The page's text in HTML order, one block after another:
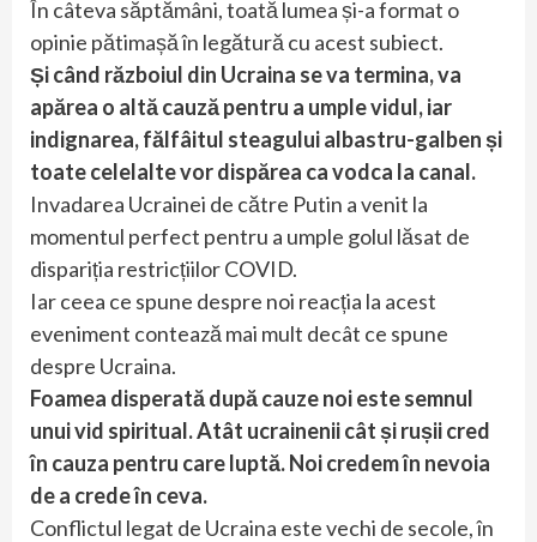
În câteva săptămâni, toată lumea și-a format o
opinie pătimașă în legătură cu acest subiect.
Și când războiul din Ucraina se va termina, va
apărea o altă cauză pentru a umple vidul, iar
indignarea, fălfâitul steagului albastru-galben și
toate celelalte vor dispărea ca vodca la canal.
Invadarea Ucrainei de către Putin a venit la
momentul perfect pentru a umple golul lăsat de
dispariția restricțiilor COVID.
Iar ceea ce spune despre noi reacția la acest
eveniment contează mai mult decât ce spune
despre Ucraina.
Foamea disperată după cauze noi este semnul
unui vid spiritual. Atât ucrainenii cât și rușii cred
în cauza pentru care luptă. Noi credem în nevoia
de a crede în ceva.
Conflictul legat de Ucraina este vechi de secole, în